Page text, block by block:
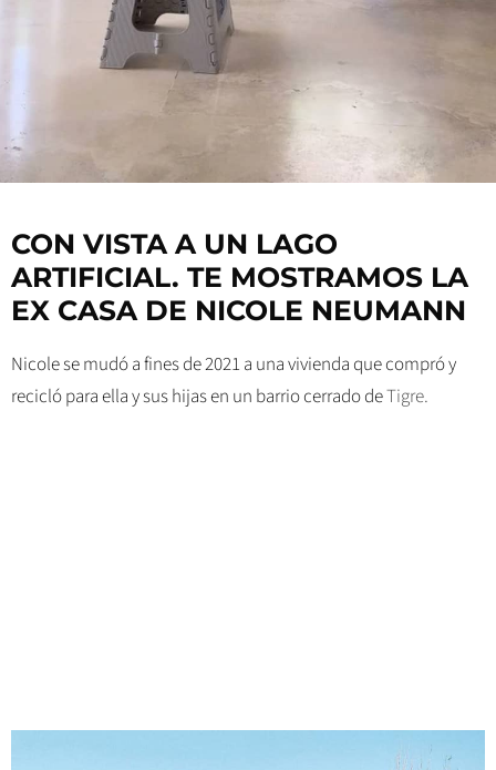
CON VISTA A UN LAGO
ARTIFICIAL. TE MOSTRAMOS LA
EX CASA DE NICOLE NEUMANN
Nicole se mudó a fines de 2021 a una vivienda que compró y
recicló para ella y sus hijas en un barrio cerrado deTigre.